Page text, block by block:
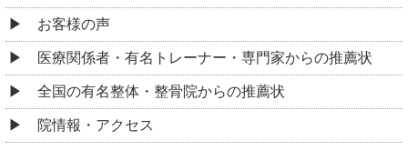
お客様の声
医療関係者・有名トレーナー・専門家からの推薦状
全国の有名整体・整骨院からの推薦状
院情報・アクセス